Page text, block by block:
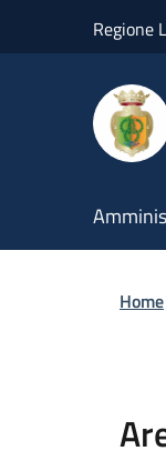
Regione
Home